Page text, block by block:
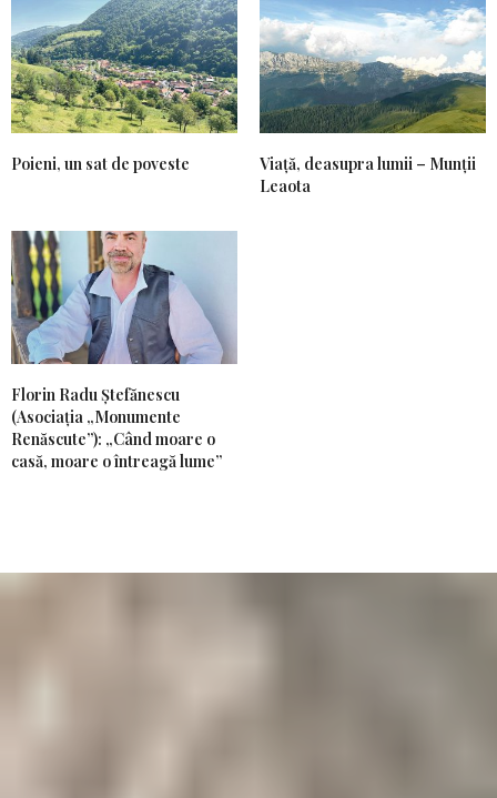
Poieni, un sat de poveste
Viață, deasupra lumii – Munții
Leaota
Florin Radu Ștefănescu
(Asociația „Monumente
Renăscute”): „Când moare o
casă, moare o întreagă lume”